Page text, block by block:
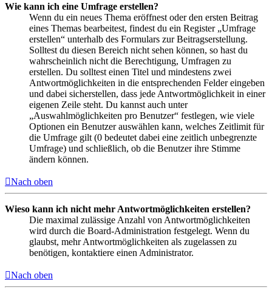
Wie kann ich eine Umfrage erstellen?
Wenn du ein neues Thema eröffnest oder den ersten Beitrag
eines Themas bearbeitest, findest du ein Register „Umfrage
erstellen“ unterhalb des Formulars zur Beitragserstellung.
Solltest du diesen Bereich nicht sehen können, so hast du
wahrscheinlich nicht die Berechtigung, Umfragen zu
erstellen. Du solltest einen Titel und mindestens zwei
Antwortmöglichkeiten in die entsprechenden Felder eingeben
und dabei sicherstellen, dass jede Antwortmöglichkeit in einer
eigenen Zeile steht. Du kannst auch unter
„Auswahlmöglichkeiten pro Benutzer“ festlegen, wie viele
Optionen ein Benutzer auswählen kann, welches Zeitlimit für
die Umfrage gilt (0 bedeutet dabei eine zeitlich unbegrenzte
Umfrage) und schließlich, ob die Benutzer ihre Stimme
ändern können.
Nach oben
Wieso kann ich nicht mehr Antwortmöglichkeiten erstellen?
Die maximal zulässige Anzahl von Antwortmöglichkeiten
wird durch die Board-Administration festgelegt. Wenn du
glaubst, mehr Antwortmöglichkeiten als zugelassen zu
benötigen, kontaktiere einen Administrator.
Nach oben